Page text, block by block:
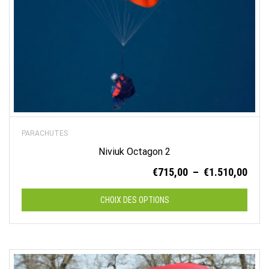
PARACHUTES
Niviuk Octagon 2
€715,00 – €1.510,00
de
CHOIX DES OPTIONS
a